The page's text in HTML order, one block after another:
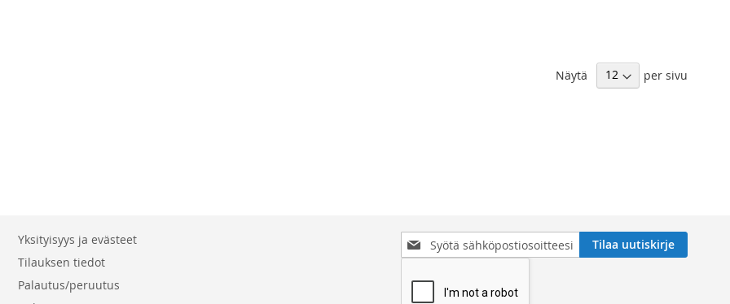
page Näytä per sivu
Tilaa
uutiskirjeemme:
Tilaa uutiskirje
Yksityisyys ja evästeet
Tilauksen tiedot
Palautus/peruutus